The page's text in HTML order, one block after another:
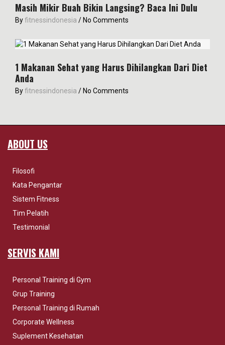
Masih Mikir Buah Bikin Langsing? Baca Ini Dulu
Byfitnessindonesia / No Comments
1 Makanan Sehat yang Harus Dihilangkan Dari Diet
Anda
Byfitnessindonesia / No Comments
ABOUT US
Filosofi
Kata Pengantar
Sistem Fitness
Tim Pelatih
Testimonial
SERVIS KAMI
Personal Training di Gym
Grup Training
Personal Training di Rumah
Corporate Wellness
Suplement Kesehatan